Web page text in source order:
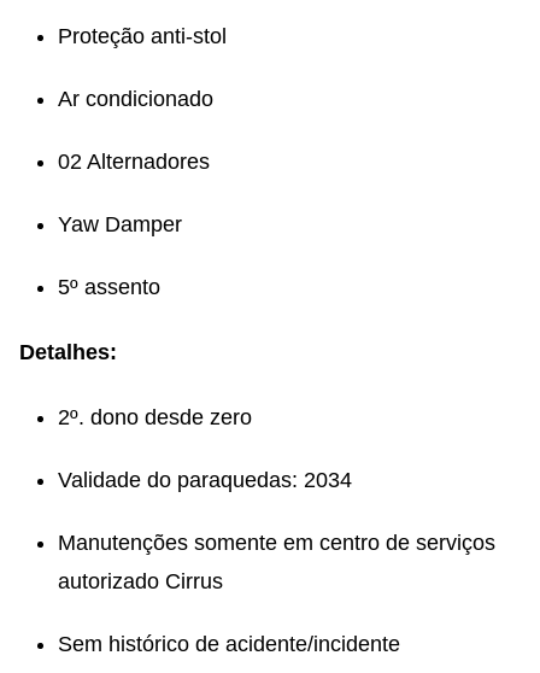
Proteção anti-stol
Ar condicionado
02 Alternadores
Yaw Damper
5º assento
Detalhes:
2º. dono desde zero
Validade do paraquedas: 2034
Manutenções somente em centro de serviços
autorizado Cirrus
Sem histórico de acidente/incidente